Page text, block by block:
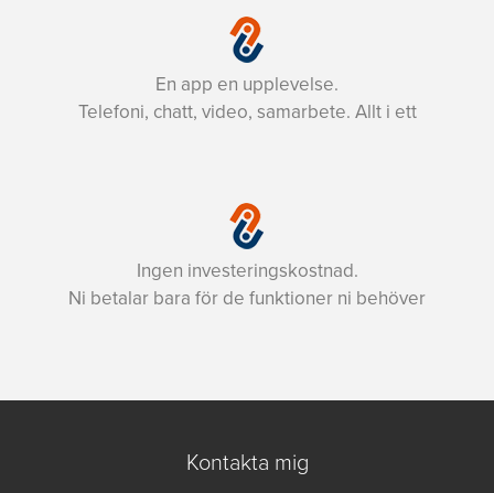
En app en upplevelse.
Telefoni, chatt, video, samarbete. Allt i ett
Ingen investeringskostnad.
Ni betalar bara för de funktioner ni behöver
Kontakta mig